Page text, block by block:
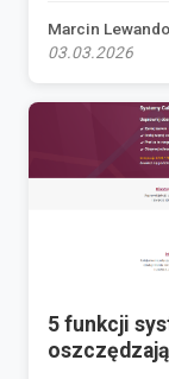
Marcin
03.03.2026
5 funkcji